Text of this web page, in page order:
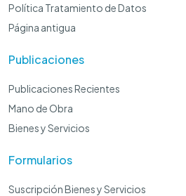
Política Tratamiento de Datos
Página antigua
Publicaciones
Publicaciones Recientes
Mano de Obra
Bienes y Servicios
Formularios
Suscripción Bienes y Servicios